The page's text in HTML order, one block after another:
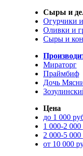
Сыры и
Огурчики
Оливки и
Сыры и
Мираторг
Праймбиф
Дочь
Цена
до 1 000
1 000-2 000
2 000-5 000
от 10 000